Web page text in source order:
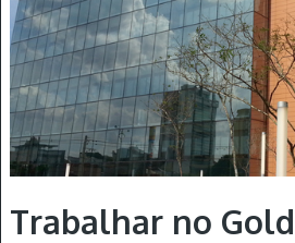
Trabalhar no